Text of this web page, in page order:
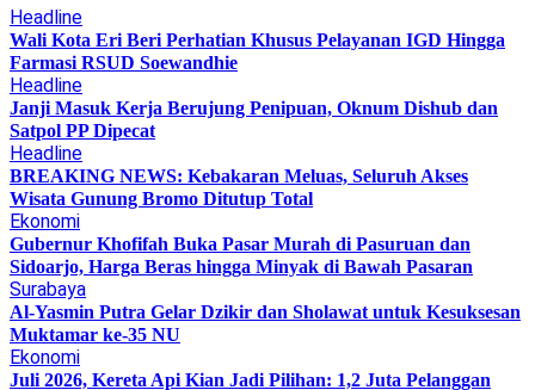
Headline
Wali Kota Eri Beri Perhatian Khusus Pelayanan IGD Hingga
Farmasi RSUD Soewandhie
Headline
Janji Masuk Kerja Berujung Penipuan, Oknum Dishub dan
Satpol PP Dipecat
Headline
BREAKING NEWS: Kebakaran Meluas, Seluruh Akses
Wisata Gunung Bromo Ditutup Total
Ekonomi
Gubernur Khofifah Buka Pasar Murah di Pasuruan dan
Sidoarjo, Harga Beras hingga Minyak di Bawah Pasaran
Surabaya
Al-Yasmin Putra Gelar Dzikir dan Sholawat untuk Kesuksesan
Muktamar ke-35 NU
Ekonomi
Juli 2026, Kereta Api Kian Jadi Pilihan: 1,2 Juta Pelanggan